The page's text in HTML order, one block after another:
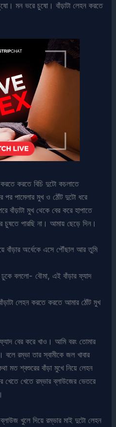
মন ভরে চুষো। বাঁড়াটা লেহন করতে
করতে বিচি দুটো কচলাতে
পর পামেলার মুখ ও ঠোঁট দুটো ধরে
বাঁড়াটা মুখ থেকে বের করে হাপাতে
চুষতে পারছি না। আমায় ছেড়ে দিন।
বাঁড়ার অর্ধেকে এসে পৌঁছাল আর তুমি
বললো- বৌমা, এই বাঁড়ার ফ্যাদ
লেহন করতে করতে আমার ঠোঁট মুখ
বের করে খাও। আমি বরং তোমার
রম্ভা তার স্বামীকে জল খাবার
মত শ্বশুরের বাঁড়া মুখে নিয়ে লেহন
খেতে খেতে রম্ভার ব্লাউজের ভেতরে
ব্লাউজ খুলে দিয়ে রম্ভার মাই দুটো লেহন